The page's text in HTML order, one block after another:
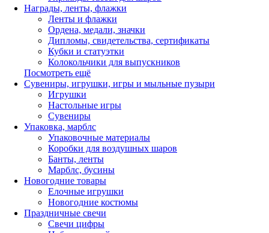
Награды, ленты, флажки
Ленты и флажки
Ордена, медали, значки
Дипломы, свидетельства, сертификаты
Кубки и статуэтки
Колокольчики для выпускников
Посмотреть ещё
Сувениры, игрушки, игры и мыльные пузыри
Игрушки
Настольные игры
Сувениры
Упаковка, марблс
Упаковочные материалы
Коробки для воздушных шаров
Банты, ленты
Марблс, бусины
Новогодние товары
Елочные игрушки
Новогодние костюмы
Праздничные свечи
Свечи цифры